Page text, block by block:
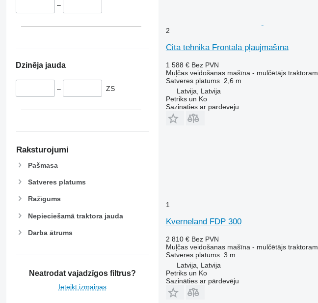
–
Dzinēja jauda
– ZS
Raksturojumi
Pašmasa
Satveres platums
Ražīgums
Nepieciešamā traktora jauda
Darba ātrums
Neatrodat vajadzīgos filtrus?
Ieteikt izmaiņas
2
Cita tehnika Frontālā pļaujmašīna
1 588 € Bez PVN
Muļčas veidošanas mašīna - mulčētājs traktoram
Satveres platums 2,6 m
Latvija, Latvija
Petriks un Ko
Sazināties ar pārdevēju
1
Kverneland FDP 300
2 810 € Bez PVN
Muļčas veidošanas mašīna - mulčētājs traktoram
Satveres platums 3 m
Latvija, Latvija
Petriks un Ko
Sazināties ar pārdevēju